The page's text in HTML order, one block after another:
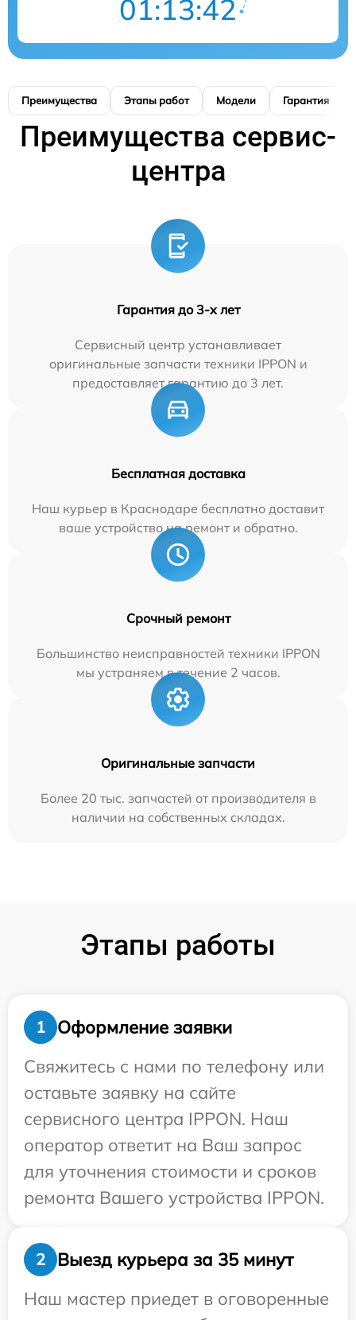
01:13:41
Преимущества Этапы работ Модели Гарантия
Преимущества сервис-
центра
Гарантия до 3-х лет
Сервисный центр устанавливает
оригинальные запчасти техники IPPON и
предоставляет гарантию до 3 лет.
Бесплатная доставка
Наш курьер в Краснодаре бесплатно доставит
ваше устройство на ремонт и обратно.
Срочный ремонт
Большинство неисправностей техники IPPON
мы устраняем в течение 2 часов.
Оригинальные запчасти
Более 20 тыс. запчастей от производителя в
наличии на собственных складах.
Этапы работы
1
Оформление заявки
Свяжитесь с нами по телефону или
оставьте заявку на сайте
сервисного центра IPPON. Наш
оператор ответит на Ваш запрос
для уточнения стоимости и сроков
ремонта Вашего устройства IPPON.
2
Выезд курьера за 35 минут
Наш мастер приедет в оговоренные